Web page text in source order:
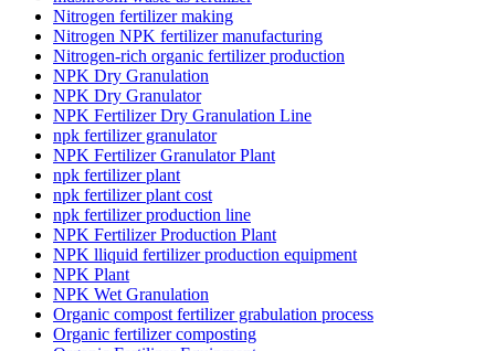
Nitrogen fertilizer making
Nitrogen NPK fertilizer manufacturing
Nitrogen-rich organic fertilizer production
NPK Dry Granulation
NPK Dry Granulator
NPK Fertilizer Dry Granulation Line
npk fertilizer granulator
NPK Fertilizer Granulator Plant
npk fertilizer plant
npk fertilizer plant cost
npk fertilizer production line
NPK Fertilizer Production Plant
NPK lliquid fertilizer production equipment
NPK Plant
NPK Wet Granulation
Organic compost fertilizer grabulation process
Organic fertilizer composting